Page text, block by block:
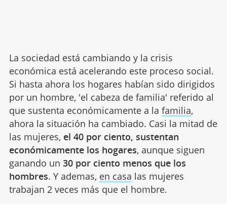
La sociedad está cambiando y la crisis
económica está acelerando este proceso social.
Si hasta ahora los hogares habían sido dirigidos
por un hombre, 'el cabeza de familia' referido al
que sustenta económicamente a la familia,
ahora la situación ha cambiado. Casi la mitad de
las mujeres, el 40 por ciento, sustentan
económicamente los hogares, aunque siguen
ganando un 30 por ciento menos que los
hombres. Y ademas, en casa las mujeres
trabajan 2 veces más que el hombre.